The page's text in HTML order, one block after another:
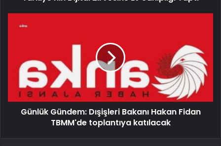
Günlük Gündem: Dışişleri Bakanı Hakan Fidan
TBMM'de toplantıya katılacak